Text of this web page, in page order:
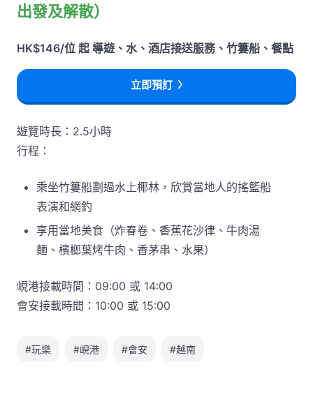
出發及解散）
HK$146/位 起 導遊、水、酒店接送服務、竹簍船、餐點
立即預訂
遊覽時長：2.5小時
行程：
乘坐竹簍船劃過水上椰林，欣賞當地人的搖籃船
表演和網釣
享用當地美食（炸春卷、香蕉花沙律、牛肉湯
麵、檳榔葉烤牛肉、香茅串、水果）
峴港接載時間：09:00 或 14:00
會安接載時間：10:00 或 15:00
#玩樂 #峴港 #會安 #越南